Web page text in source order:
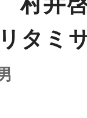
タミ